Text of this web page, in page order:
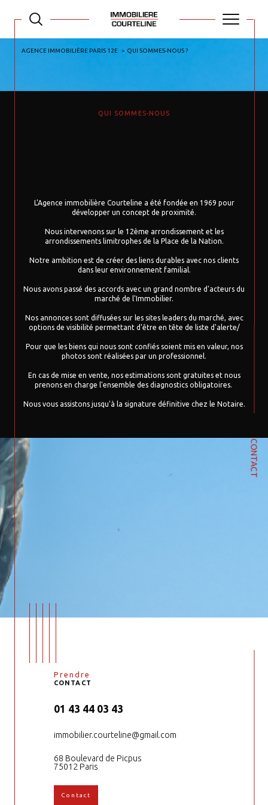
CONTACT
AGENCE IMMOBILIÈRE PARIS 12E QUI SOMMES-NOUS ?
QUI SOMMES-NOUS
L'Agence immobilière Courteline a été fondée en 1969 pour
développer un concept de proximité.
Nous intervenons sur le 12ème arrondissement et les
arrondissements limitrophes de la Place de la Nation.
Notre ambition est de créer des liens durables avec nos clients
dans leur environnement familial.
Nous avons passé des accords avec un grand nombre d'acteurs du
marché de l'Immobilier.
Nos annonces sont diffusées sur les sites leaders du marché, avec
options de visibilité permettant d'être en tête de liste d'alerte/
Pour que les biens qui nous sont confiés soient mis en valeur, nos
photos sont réalisées par un professionnel.
En cas de mise en vente, nos estimations sont gratuites et nous
prenons en charge l'ensemble des diagnostics obligatoires.
Nous vous assistons jusqu'à la signature définitive chez le Notaire.
Prendre
CONTACT
01 43 44 03 43
immobilier.courteline@gmail.com
68 Boulevard de Picpus
75012 Paris
Contact